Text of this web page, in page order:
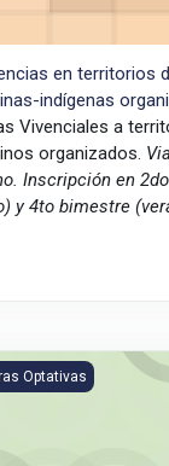
en territorios
indígenas
Vivenciales a
organizados.
Inscripción en
y 4to bimestre
de Producción
Optativas